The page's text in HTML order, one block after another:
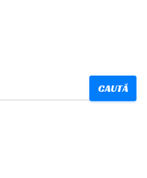
CAUTĂ